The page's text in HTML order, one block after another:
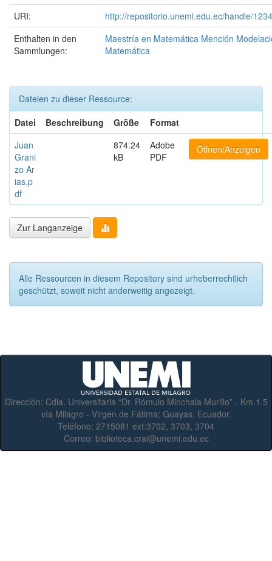
URI:
http://repositorio.unemi.edu.ec/handle/
Enthalten in den
Sammlungen:
Maestría en Matemática Mención
Matemática
Dateien zu dieser Ressource:
Datei
Beschreibung Größe
Format
Juan
Grani
zo Ar
ias.p
df
874.24
kB
Adobe
PDF
Öffnen/Anzeigen
Zur Langanzeige
Alle Ressourcen in diesem Repository sind urheberrechtlich
geschützt, soweit nicht anderweitig angezeigt.
Dirección: Cdla. Universitaria “Dr. Rómulo Minchala Murillo” - Km.1.5
vía Milagro - Virgen de Fátima; Guayas, Ecuador.
Teléfono: 2715081 ext:3702, 3703, 3704
Correo: biblioteca.crai@unemi.edu.ec